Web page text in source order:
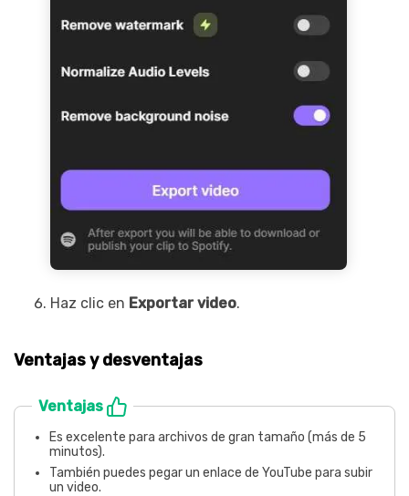
Haz clic en Exportar video.
Ventajas y desventajas
Ventajas
Es excelente para archivos de gran tamaño (más de 5
minutos).
También puedes pegar un enlace de YouTube para subir
un video.